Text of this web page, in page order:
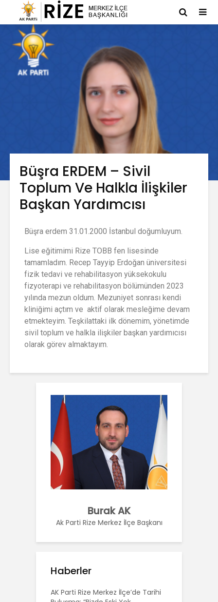
Büşra ERDEM – Sivil
Toplum Ve Halkla İlişkiler
Başkan Yardımcısı
Büşra erdem 31.01.2000 İstanbul doğumluyum.
Lise eğitimimi Rize TOBB fen lisesinde
tamamladım. Recep Tayyip Erdoğan üniversitesi
fizik tedavi ve rehabilitasyon yüksekokulu
fizyoterapi ve rehabilitasyon bölümünden 2023
yılında mezun oldum. Mezuniyet sonrası kendi
kliniğimi açtım ve aktif olarak mesleğime devam
etmekteyim. Teşkilattaki ilk dönemim, yönetimde
sivil toplum ve halkla ilişkiler başkan yardımıcısı
olarak görev almaktayım.
Burak AK
Ak Parti Rize Merkez İlçe Başkanı
Haberler
AK Parti Rize Merkez İlçe’de Tarihi